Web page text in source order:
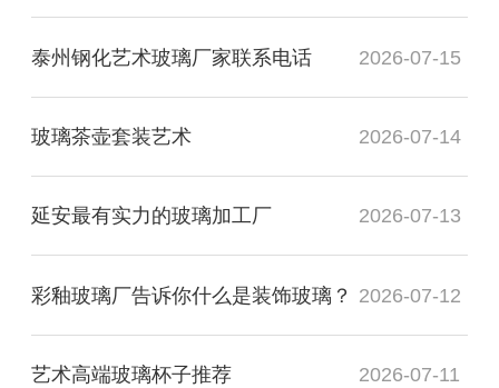
泰州钢化艺术玻璃厂家联系电话 2026-07-15
玻璃茶壶套装艺术 2026-07-14
延安最有实力的玻璃加工厂 2026-07-13
彩釉玻璃厂告诉你什么是装饰玻璃？ 2026-07-12
艺术高端玻璃杯子推荐 2026-07-11